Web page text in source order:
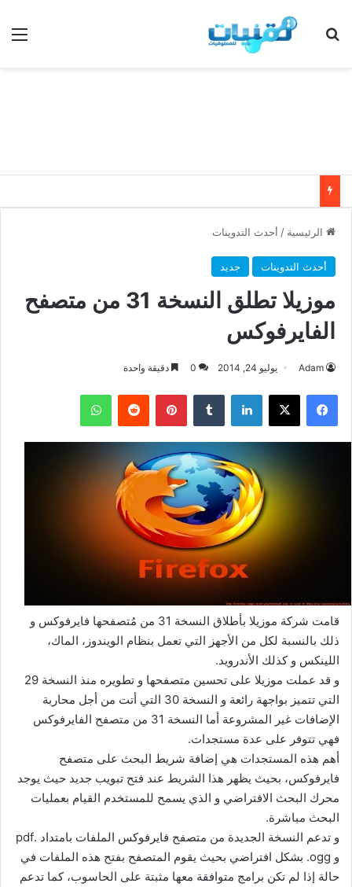
بحث عن
الرئيسية / أحدث التدوينات
أحدث التدوينات جديد
موزيلا تطلق النسخة 31 من متصفح
الفايرفوكس
Adam يوليو 24, 2014 0 دقيقة واحدة
فيسبوك ‫X لينكدإن بينتيريست واتساب
قامت شركة موزيلا بأطلاق النسخة 31 من مُتصفحها فايرفوكس و
ذلك بالنسبة لكل من الأجهز التي تعمل بنظام الويندوز، الماك،
اللينكس و كذلك الأندرويد.
و قد عملت موزيلا على تحسين متصفحها و تطويره منذ النسخة 29
التي تتميز بواجهة رائعة و النسخة 30 التي أتت من أجل محاربة
الإضافات غير المشروعة أما النسخة 31 من متصفح الفايرفوكس
فهي تتوفر على عدة مستجدات.
أهم هذه المستجدات هي إضافة شريط البحث على متصفح
فايرفوكس، بحيث يظهر هذا الشريط عند فتح تبويب جديد حيث يوجد
محرك البحث الافتراضي و الذي يسمح للمستخدم القيام بعمليات
البحث مباشرة.
و تدعم النسخة الجديدة من متصفح فايرفوكس الملفات بامتداد .pdf
و ogg. بشكل افتراضي بحيث يقوم المتصفح بفتح هذه الملفات في
حالة إذا لم تكن برامج متوافقة معها مثبتة على الحاسوب، كما تدعم